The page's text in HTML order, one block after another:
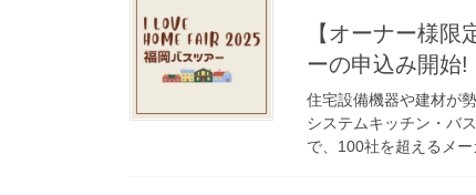
【オーナー様
ーの申込み開始!
住宅設備機器や建材が
システムキッチン・バ
で、100社を超えるメ